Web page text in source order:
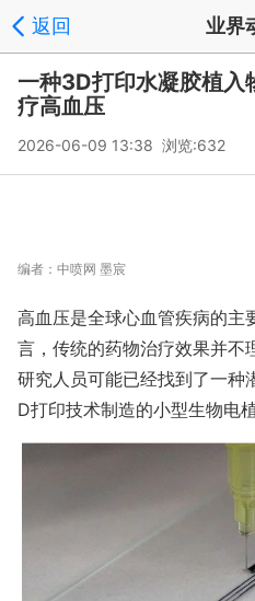
返回 业界
一种3D打印水凝胶植入
疗高血压
2026-06-09 13:38 浏览:632
编者： 中喷网 墨宸
高血压是全球心血管疾病的主
言，传统的药物治疗效果并不
研究人员可能已经找到了一种
D打印技术制造的小型生物电植